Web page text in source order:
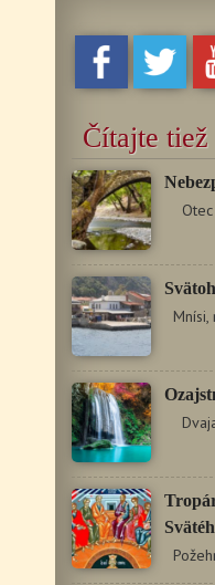
Čítajte tiež